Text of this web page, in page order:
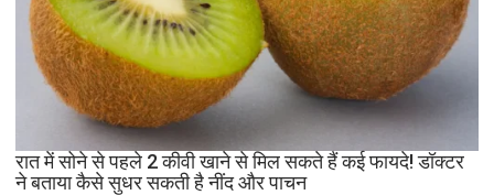
की
सलाह
देती
न्यूट्रिशनिस्ट,
दिनभर
बनी
रात में सोने से पहले 2 कीवी खाने से मिल सकते हैं कई फायदे! डॉक्टर
ने बताया कैसे सुधर सकती है नींद और पाचन